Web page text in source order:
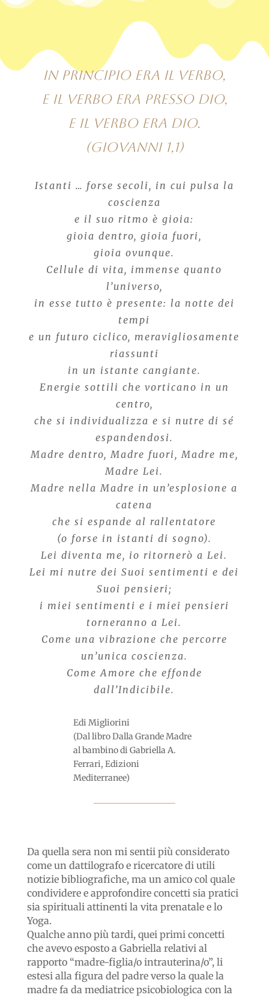
In principio era il Verbo,
e il Verbo era presso Dio,
e il Verbo era Dio.
(Giovanni 1,1)
Istanti … forse secoli, in cui pulsa la
coscienza
e il suo ritmo è gioia:
gioia dentro, gioia fuori,
gioia ovunque.
Cellule di vita, immense quanto
l’universo,
in esse tutto è presente: la notte dei
tempi
e un futuro ciclico, meravigliosamente
riassunti
in un istante cangiante.
Energie sottili che vorticano in un
centro,
che si individualizza e si nutre di sé
espandendosi.
Madre dentro, Madre fuori, Madre me,
Madre Lei.
Madre nella Madre in un’esplosione a
catena
che si espande al rallentatore
(o forse in istanti di sogno).
Lei diventa me, io ritornerò a Lei.
Lei mi nutre dei Suoi sentimenti e dei
Suoi pensieri;
i miei sentimenti e i miei pensieri
torneranno a Lei.
Come una vibrazione che percorre
un’unica coscienza.
Come Amore che effonde
dall’Indicibile.
Edi Migliorini
(Dal libro Dalla Grande Madre
al bambino di Gabriella A.
Ferrari, Edizioni
Mediterranee)
Da quella sera non mi sentii più considerato
come un dattilografo e ricercatore di utili
notizie bibliografiche, ma un amico col quale
condividere e approfondire concetti sia pratici
sia spirituali attinenti la vita prenatale e lo
Yoga.
Qualche anno più tardi, quei primi concetti
che avevo esposto a Gabriella relativi al
rapporto “madre-figlia/o intrauterina/o”, li
estesi alla figura del padre verso la quale la
madre fa da mediatrice psicobiologica con la